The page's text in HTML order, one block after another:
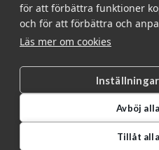
för att förbättra funktioner
och för att förbättra och
Läs mer om cookies
Avböj
Tillåt
Garnr
info@garnr.se
|